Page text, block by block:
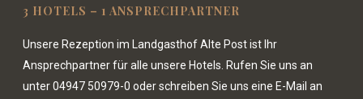
3 HOTELS – 1 ANSPRECHPARTNER
Unsere Rezeption im Landgasthof Alte Post ist Ihr
Ansprechpartner für alle unsere Hotels. Rufen Sie uns an
unter04947 50979-0 oder schreiben Sie uns eine E-Mail an